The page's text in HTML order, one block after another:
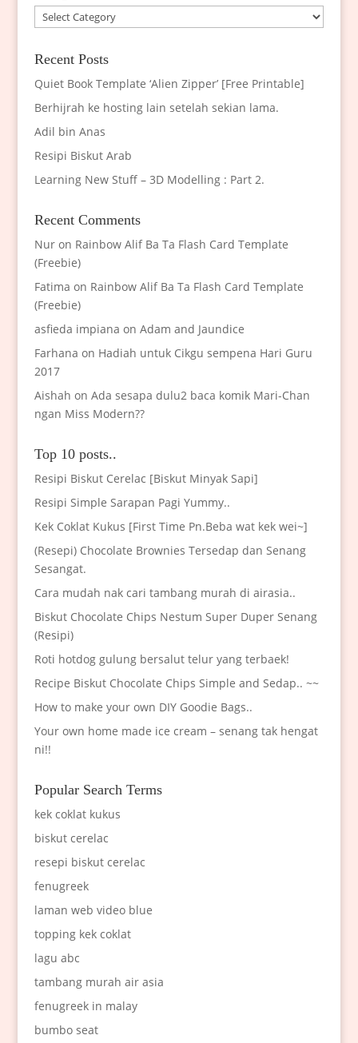
Categories
Recent Posts
Quiet Book Template ‘Alien Zipper’ [Free Printable]
Berhijrah ke hosting lain setelah sekian lama.
Adil bin Anas
Resipi Biskut Arab
Learning New Stuff – 3D Modelling : Part 2.
Recent Comments
Nuron Rainbow Alif Ba Ta Flash Card Template
(Freebie)
Fatima on Rainbow Alif Ba Ta Flash Card Template
(Freebie)
asfieda impiana on Adam and Jaundice
Farhana on Hadiah untuk Cikgu sempena Hari Guru
2017
Aishah on Ada sesapa dulu2 baca komik Mari-Chan
ngan Miss Modern??
Top 10 posts..
Resipi Biskut Cerelac [Biskut Minyak Sapi]
Resipi Simple Sarapan Pagi Yummy..
Kek Coklat Kukus [First Time Pn.Beba wat kek wei~]
(Resepi) Chocolate Brownies Tersedap dan Senang
Sesangat.
Cara mudah nak cari tambang murah di airasia..
Biskut Chocolate Chips Nestum Super Duper Senang
(Resipi)
Roti hotdog gulung bersalut telur yang terbaek!
Recipe Biskut Chocolate Chips Simple and Sedap.. ~~
How to make your own DIY Goodie Bags..
Your own home made ice cream – senang tak hengat
ni!!
Popular Search Terms
kek coklat kukus
biskut cerelac
resepi biskut cerelac
fenugreek
laman web video blue
topping kek coklat
lagu abc
tambang murah air asia
fenugreek in malay
bumbo seat